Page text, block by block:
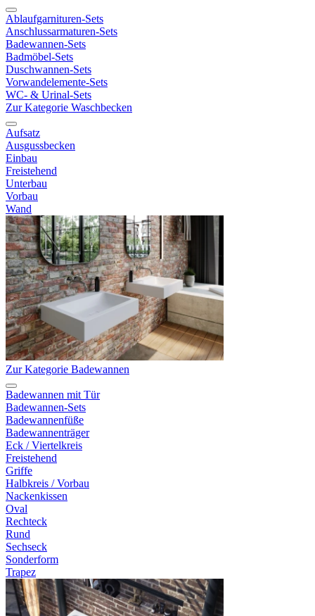
Ablaufgarnituren-Sets
Anschlussarmaturen-Sets
Badewannen-Sets
Badmöbel-Sets
Duschwannen-Sets
Vorwandelemente-Sets
WC- & Urinal-Sets
Zur Kategorie Waschbecken
Aufsatz
Ausgussbecken
Einbau
Freistehend
Unterbau
Vorbau
Wand
Zur Kategorie Badewannen
Badewannen mit Tür
Badewannen-Sets
Badewannenfüße
Badewannenträger
Eck / Viertelkreis
Freistehend
Griffe
Halbkreis / Vorbau
Nackenkissen
Oval
Rechteck
Rund
Sechseck
Sonderform
Trapez